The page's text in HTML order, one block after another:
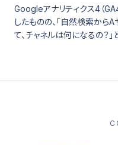
Googleアナリティクス4（
したものの、「自然検索から
て、チャネルは何になるの？